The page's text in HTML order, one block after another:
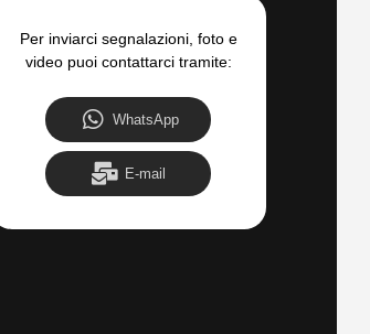
Per inviarci segnalazioni, foto e
video puoi contattarci tramite:
WhatsApp
E-mail